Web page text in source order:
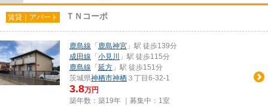
賃貸｜アパート ＴＮコーポ
鹿島線 「 鹿島神宮 」駅 徒歩139分
成田線 「 小見川
」駅 徒歩115分
鹿島線 「 延方 」駅 徒歩151分
茨城県神栖市神栖 ３丁目6-32-1
3.8万円
築年数：築19年 ｜募集中： 1室